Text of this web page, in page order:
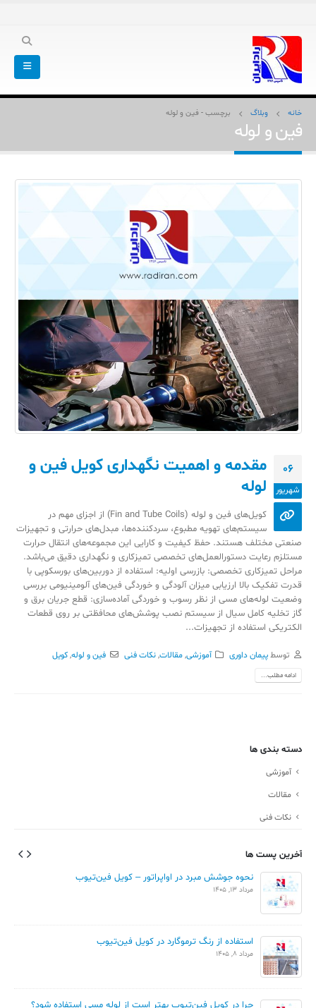
خانه وبلاگ برچسب - فین و لوله
فین و لوله
06
شهریور
مقدمه و اهمیت نگهداری کویل فین و
لوله
کویل‌های فین و لوله (Fin and Tube Coils) از اجزای مهم در
سیستم‌های تهویه مطبوع، سردکننده‌ها، مبدل‌های حرارتی و تجهیزات
صنعتی مختلف هستند. حفظ کیفیت و کارایی این مجموعه‌های انتقال حرارت
مستلزم رعایت دستورالعمل‌های تخصصی تمیزکاری و نگهداری دقیق می‌باشد.
مراحل تمیزکاری تخصصی: بازرسی اولیه: استفاده از دوربین‌های بورسکوپی با
قدرت تفکیک بالا ارزیابی میزان آلودگی و خوردگی فین‌های آلومینیومی بررسی
وضعیت لوله‌های مسی از نظر رسوب و خوردگی آماده‌سازی: قطع جریان برق و
گاز تخلیه کامل سیال از سیستم نصب پوشش‌های محافظتی بر روی قطعات
الکتریکی استفاده از تجهیزات...
توسطپیمان داوری آموزشی,مقالات,نکات فنی فین و لوله,کویل
ادامه مطلب...
دسته بندی ها
آموزشی
مقالات
نکات فنی
آخرین پست ها
نحوه جوشش مبرد در اواپراتور – کویل فین‌تیوب
مرداد 13, 1405
استفاده از رنگ ترموگارد در کویل فین‌تیوب
مرداد 8, 1405
چرا در کویل فین‌تیوب بهتر است از لوله مسی استفاده شود؟